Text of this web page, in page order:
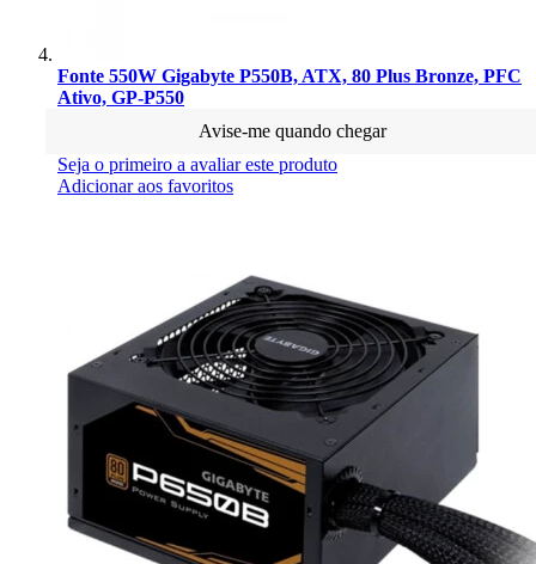
Fonte 550W Gigabyte P550B, ATX, 80 Plus Bronze, PFC
Ativo, GP-P550
Avise-me quando chegar
Seja o primeiro a avaliar este produto
Adicionar aos favoritos